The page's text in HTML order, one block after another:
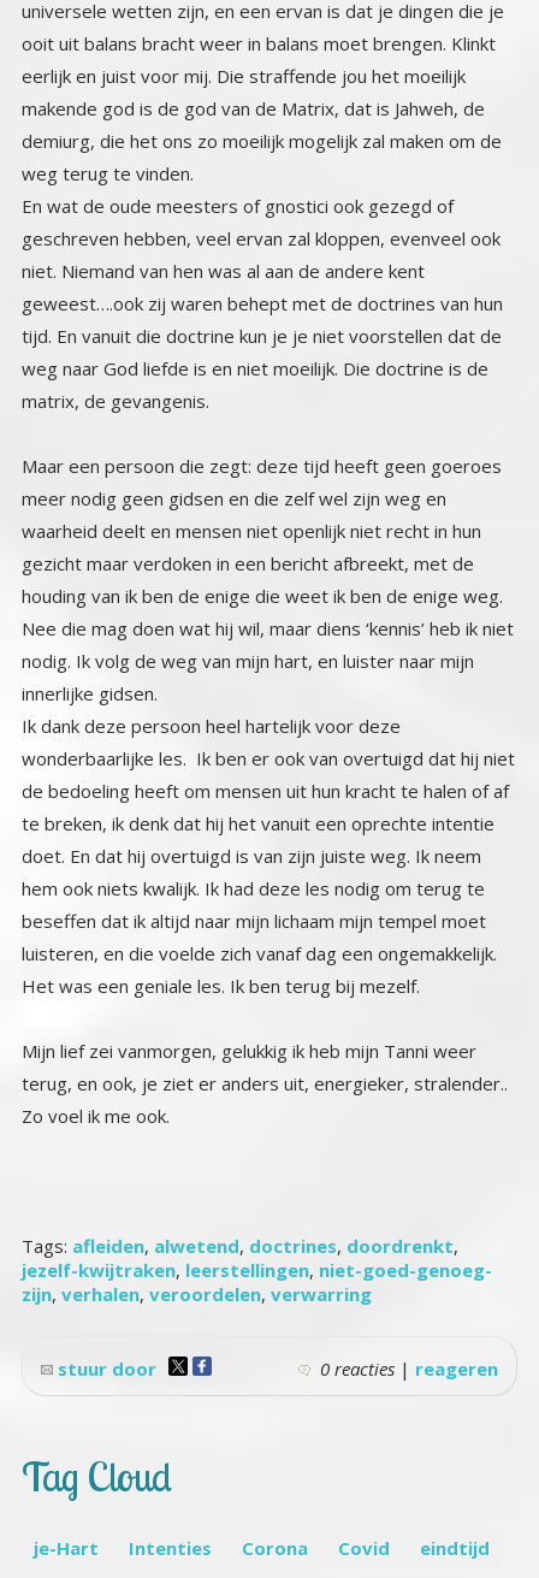
weg terug te vinden.
En wat de oude meesters of gnostici ook gezegd of
geschreven hebben, veel ervan zal kloppen, evenveel ook
niet. Niemand van hen was al aan de andere kent
geweest….ook zij waren behept met de doctrines van hun
tijd. En vanuit die doctrine kun je je niet voorstellen dat de
weg naar God liefde is en niet moeilijk. Die doctrine is de
matrix, de gevangenis.
Maar een persoon die zegt: deze tijd heeft geen goeroes
meer nodig geen gidsen en die zelf wel zijn weg en
waarheid deelt en mensen niet openlijk niet recht in hun
gezicht maar verdoken in een bericht afbreekt, met de
houding van ik ben de enige die weet ik ben de enige weg.
Nee die mag doen wat hij wil, maar diens ‘kennis’ heb ik niet
nodig. Ik volg de weg van mijn hart, en luister naar mijn
innerlijke gidsen.
Ik dank deze persoon heel hartelijk voor deze
wonderbaarlijke les. Ik ben er ook van overtuigd dat hij niet
de bedoeling heeft om mensen uit hun kracht te halen of af
te breken, ik denk dat hij het vanuit een oprechte intentie
doet. En dat hij overtuigd is van zijn juiste weg. Ik neem
hem ook niets kwalijk. Ik had deze les nodig om terug te
beseffen dat ik altijd naar mijn lichaam mijn tempel moet
luisteren, en die voelde zich vanaf dag een ongemakkelijk.
Het was een geniale les. Ik ben terug bij mezelf.
Mijn lief zei vanmorgen, gelukkig ik heb mijn Tanni weer
terug, en ook, je ziet er anders uit, energieker, stralender..
Zo voel ik me ook.
Tags: afleiden, alwetend, doctrines, doordrenkt,
jezelf-kwijtraken, leerstellingen, niet-goed-genoeg-
zijn, verhalen, veroordelen, verwarring
0 reacties | reageren
stuur door
Tag Cloud
je-Hart Intenties Corona Covid
eindtijd